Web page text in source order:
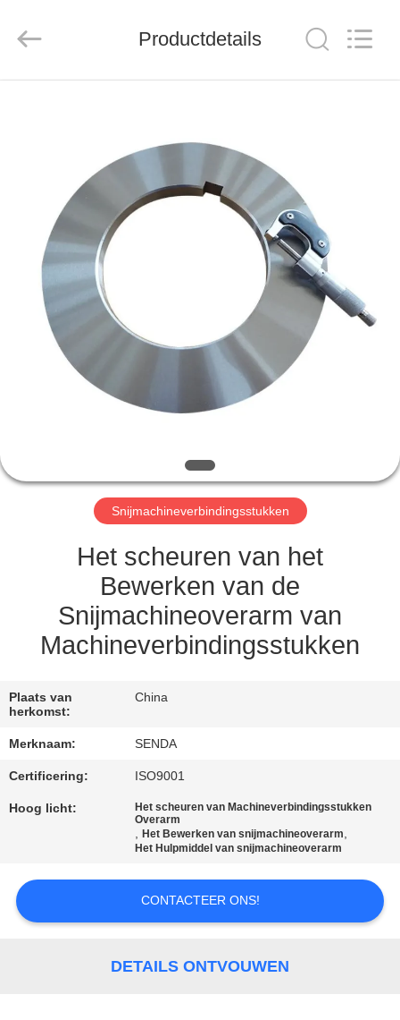
PRODUCTEN
VIDEO'S
OVER
ONS
FABRIEKSTOCHT
KWALITEITSCONTROLE
NIEUWS
GEVALLEN
VRAAG
EEN
OFFERTE
SITEMAP
PRIVACYBELEID
Productdetails
Snijmachineverbindingsstukken
Het scheuren van het
Bewerken van de
Snijmachineoverarm van
Machineverbindingsstukken
Plaats van
herkomst:
China
Merknaam: SENDA
Certificering: ISO9001
Hoog licht:
Het scheuren van Machineverbindingsstukken
Overarm
,Het Bewerken van snijmachineoverarm,
Het Hulpmiddel van snijmachineoverarm
CONTACTEER ONS!
DETAILS ONTVOUWEN